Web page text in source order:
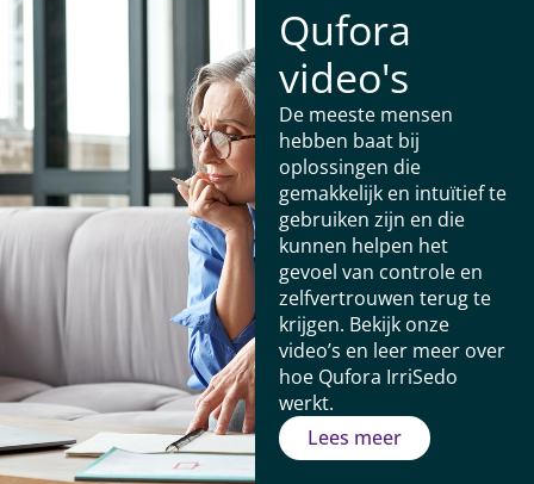
Qufora
video's
De meeste mensen
hebben baat bij
oplossingen die
gemakkelijk en intuïtief te
gebruiken zijn en die
kunnen helpen het
gevoel van controle en
zelfvertrouwen terug te
krijgen. Bekijk onze
video’s en leer meer over
hoe Qufora IrriSedo
werkt.
Lees meer